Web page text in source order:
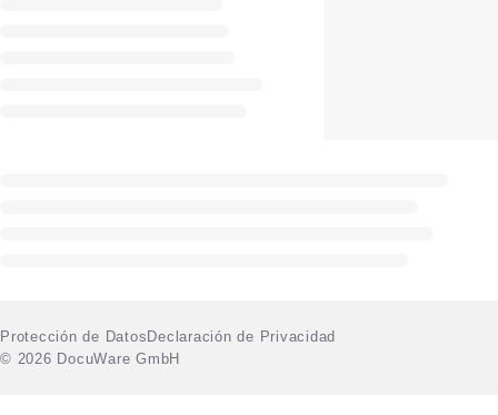
Protección de DatosDeclaración de Privacidad
© 2026 DocuWare GmbH